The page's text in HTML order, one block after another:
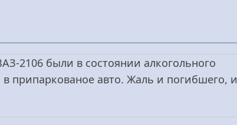
2106 были в состоянии алкогольного
припаркованое авто. Жаль и погибшего, и